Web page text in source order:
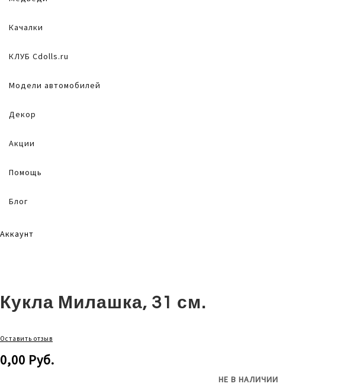
Качалки
КЛУБ Cdolls.ru
Модели автомобилей
Декор
Акции
Помощь
Блог
Аккаунт
Кукла Милашка, 31 см.
Оставить отзыв
0,00 Руб.
НЕ В НАЛИЧИИ